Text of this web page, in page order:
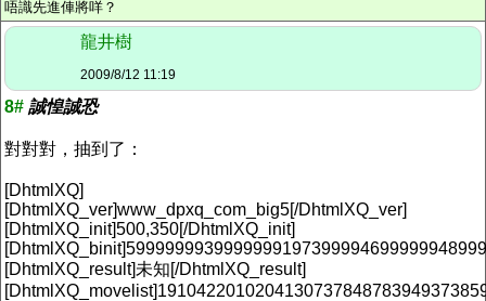
唔識先進俥將咩？
龍井樹
2009/8/12 11:19
8# 誠惶誠恐
對對對，抽到了：
[DhtmlXQ]
[DhtmlXQ_ver]www_dpxq_com_big5[/DhtmlXQ_ver]
[DhtmlXQ_init]500,350[/DhtmlXQ_init]
[DhtmlXQ_result]未知[/DhtmlXQ_result]